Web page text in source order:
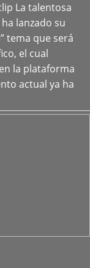
La talentosa
lanzado su
tema que será
el cual
la plataforma
actual ya ha